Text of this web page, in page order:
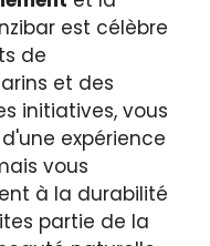
est célèbre
de
et des
initiatives, vous
expérience
vous
à la durabilité
partie de la